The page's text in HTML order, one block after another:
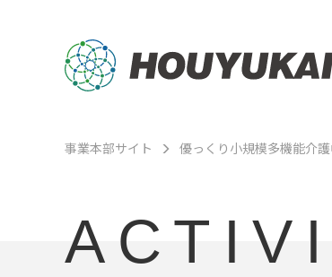
事業本部サイト 優っくり小規模多機能介